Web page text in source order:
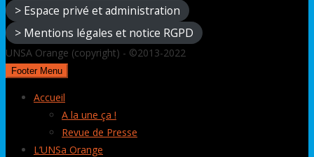
> Espace privé et administration
> Mentions légales et notice RGPD
UNSA Orange (copyright) - ©2013-2022
Footer Menu
Accueil
A la une ça !
Revue de Presse
L’UNSa Orange